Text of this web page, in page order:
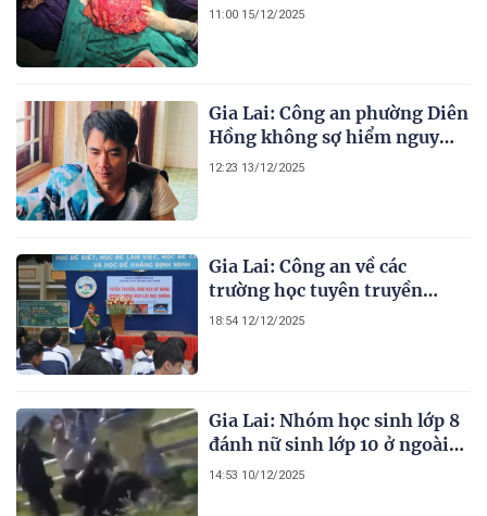
khổng lồ 4kg cho người phụ
11:00 15/12/2025
Gia Lai: Công an phường Diên
Hồng không sợ hiểm nguy
truy bắt đối tượng nguy hiểm
12:23 13/12/2025
Gia Lai: Công an về các
trường học tuyên truyền
phòng, chống vấn nạn bạo lực
18:54 12/12/2025
Gia Lai: Nhóm học sinh lớp 8
đánh nữ sinh lớp 10 ở ngoài
trường học
14:53 10/12/2025